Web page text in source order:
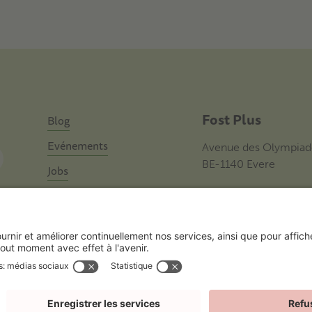
Blog
Evénements
Jobs
Fost Plus
Avenue des
BE-1140 Evere
Disclaimer Politique lanceurs d’alertes